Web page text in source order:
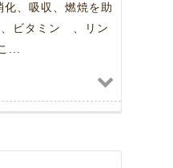
、吸収、燃焼を助
ビタミン 、リン
...